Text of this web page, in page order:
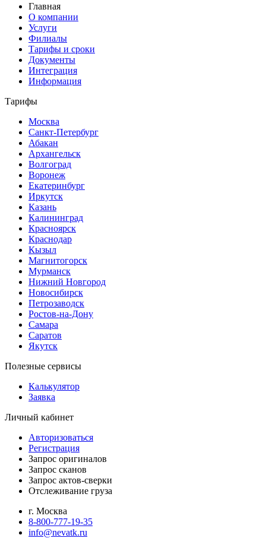
Главная
О компании
Услуги
Филиалы
Тарифы и сроки
Документы
Интеграция
Информация
Тарифы
Москва
Санкт-Петербург
Абакан
Архангельск
Волгоград
Воронеж
Екатеринбург
Иркутск
Казань
Калининград
Красноярск
Краснодар
Кызыл
Магнитогорск
Мурманск
Нижний Новгород
Новосибирск
Петрозаводск
Ростов-на-Дону
Самара
Саратов
Якутск
Полезные сервисы
Калькулятор
Заявка
Личный кабинет
Авторизоваться
Регистрация
Запрос оригиналов
Запрос сканов
Запрос актов-сверки
Отслеживание груза
г. Москва
8-800-777-19-35
info@nevatk.ru